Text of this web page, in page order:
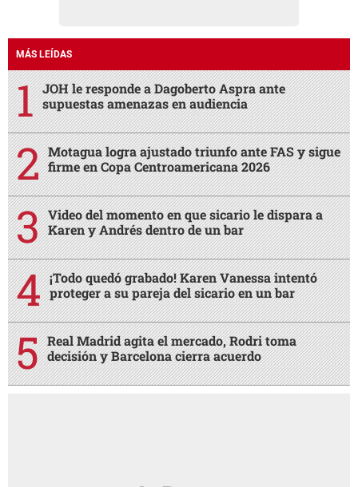
MÁS LEÍDAS
JOH le responde a Dagoberto Aspra ante
supuestas amenazas en audiencia
Motagua logra ajustado triunfo ante FAS y sigue
firme en Copa Centroamericana 2026
Video del momento en que sicario le dispara a
Karen y Andrés dentro de un bar
¡Todo quedó grabado! Karen Vanessa intentó
proteger a su pareja del sicario en un bar
Real Madrid agita el mercado, Rodri toma
decisión y Barcelona cierra acuerdo